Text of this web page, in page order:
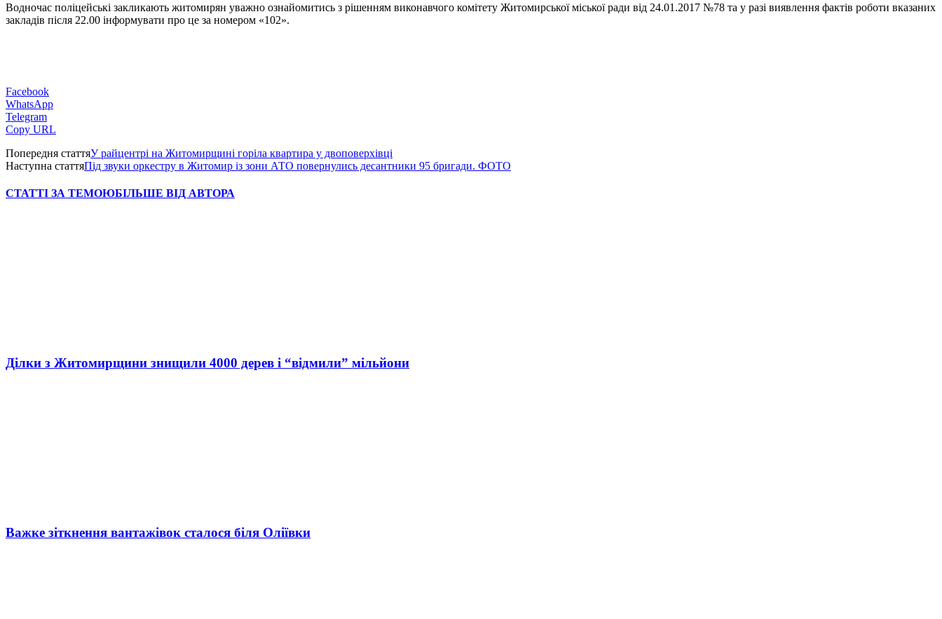
Водночас поліцейські закликають житомирян уважно ознайомитись з рішенням виконавчого комітету Житомирської міської ради від 24.01.2017 №78 та у разі виявлення фактів роботи вказаних
закладів після 22.00 інформувати про це за номером «102».
Facebook
WhatsApp
Telegram
Copy URL
Попередня статтяУ райцентрі на Житомирщині горіла квартира у двоповерхівці
Наступна статтяПід звуки оркестру в Житомир із зони АТО повернулись десантники 95 бригади. ФОТО
СТАТТІ ЗА ТЕМОЮБІЛЬШЕ ВІД АВТОРА
Ділки з Житомирщини знищили 4000 дерев і “відмили” мільйони
Важке зіткнення вантажівок сталося біля Оліївки